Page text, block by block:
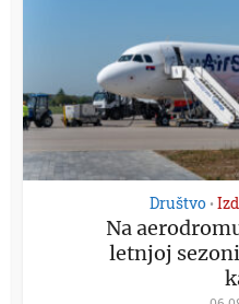
Društvo •
Na
letnjoj